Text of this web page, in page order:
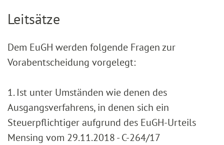
Leitsätze
Dem EuGH werden folgende Fragen zur
Vorabentscheidung vorgelegt:
1. Ist unter Umständen wie denen des
Ausgangsverfahrens, in denen sich ein
Steuerpflichtiger aufgrund des EuGH-Urteils
Mensing vom 29.11.2018 - C-264/17